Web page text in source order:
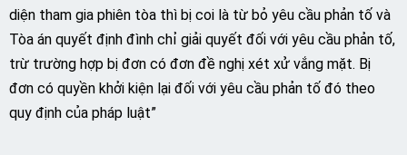
diện tham gia phiên tòa thì bị coi là từ bỏ yêu cầu phản tố và
Tòa án quyết định đình chỉ giải quyết đối với yêu cầu phản tố,
trừ trường hợp bị đơn có đơn đề nghị xét xử vắng mặt. Bị
đơn có quyền khởi kiện lại đối với yêu cầu phản tố đó theo
quy định của pháp luật”